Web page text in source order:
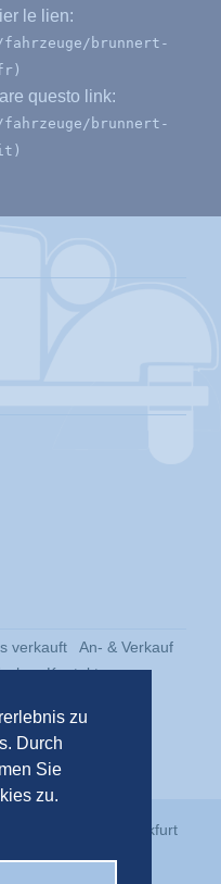
zu
Durch
Sie
zu.
le lien:
brunnert-
questo link:
brunnert-
verkauft
An- & Verkauf
Kontakt
Klassikstadt Frankfurt